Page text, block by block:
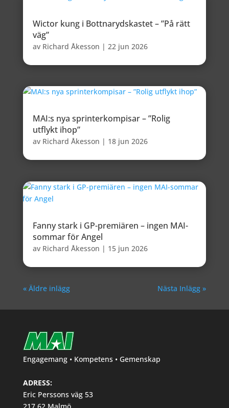
Wictor kung i Bottnarydskastet – ”På rätt
väg”
av Richard Åkesson | 22 jun 2026
MAI:s nya sprinterkompisar – ”Rolig
utflykt ihop”
av Richard Åkesson | 18 jun 2026
Fanny stark i GP-premiären – ingen MAI-
sommar för Angel
av Richard Åkesson | 15 jun 2026
« Äldre inlägg Nästa Inlägg »
Engagemang • Kompetens • Gemenskap
ADRESS:
Eric Perssons väg 53